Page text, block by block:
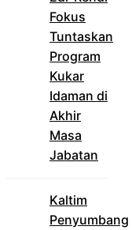
Fokus
Tuntaskan
Program
Kukar
Idaman di
Akhir
Masa
Jabatan
Kaltim
Penyumbang